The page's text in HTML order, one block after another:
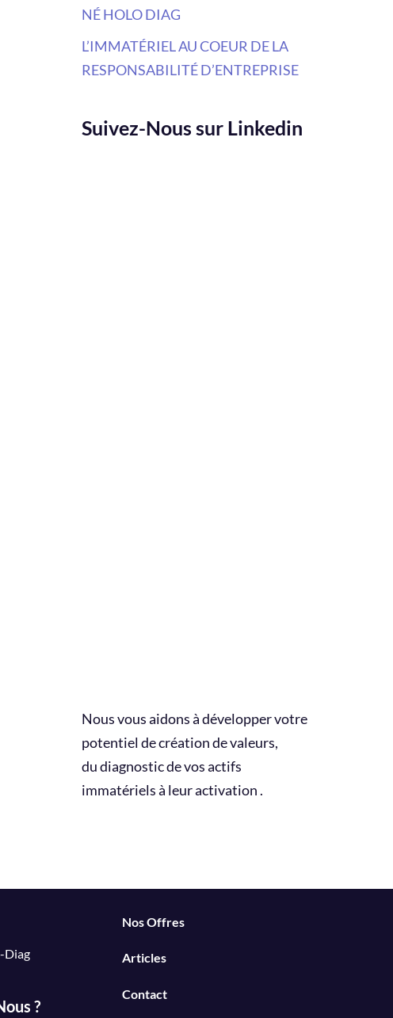
NÉ HOLO DIAG
L’IMMATÉRIEL AU COEUR DE LA
RESPONSABILITÉ D’ENTREPRISE
Suivez-Nous sur Linkedin
Nous vous aidons à développer votre
potentiel de création de valeurs,
du diagnostic de vos actifs
immatériels à leur activation .
Diag
?
Nos Offres
Articles
Contact